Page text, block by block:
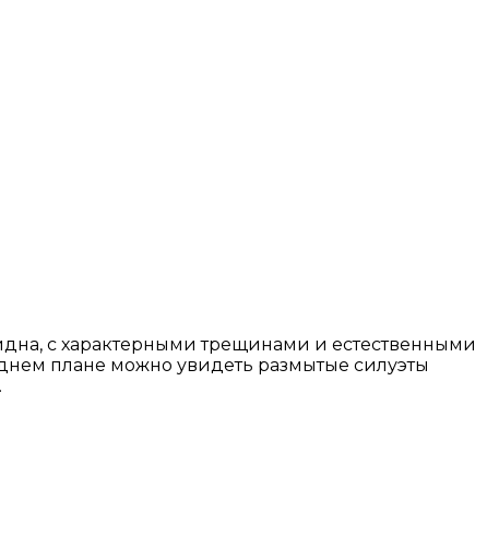
с характерными трещинами и естественными
плане можно увидеть размытые силуэты